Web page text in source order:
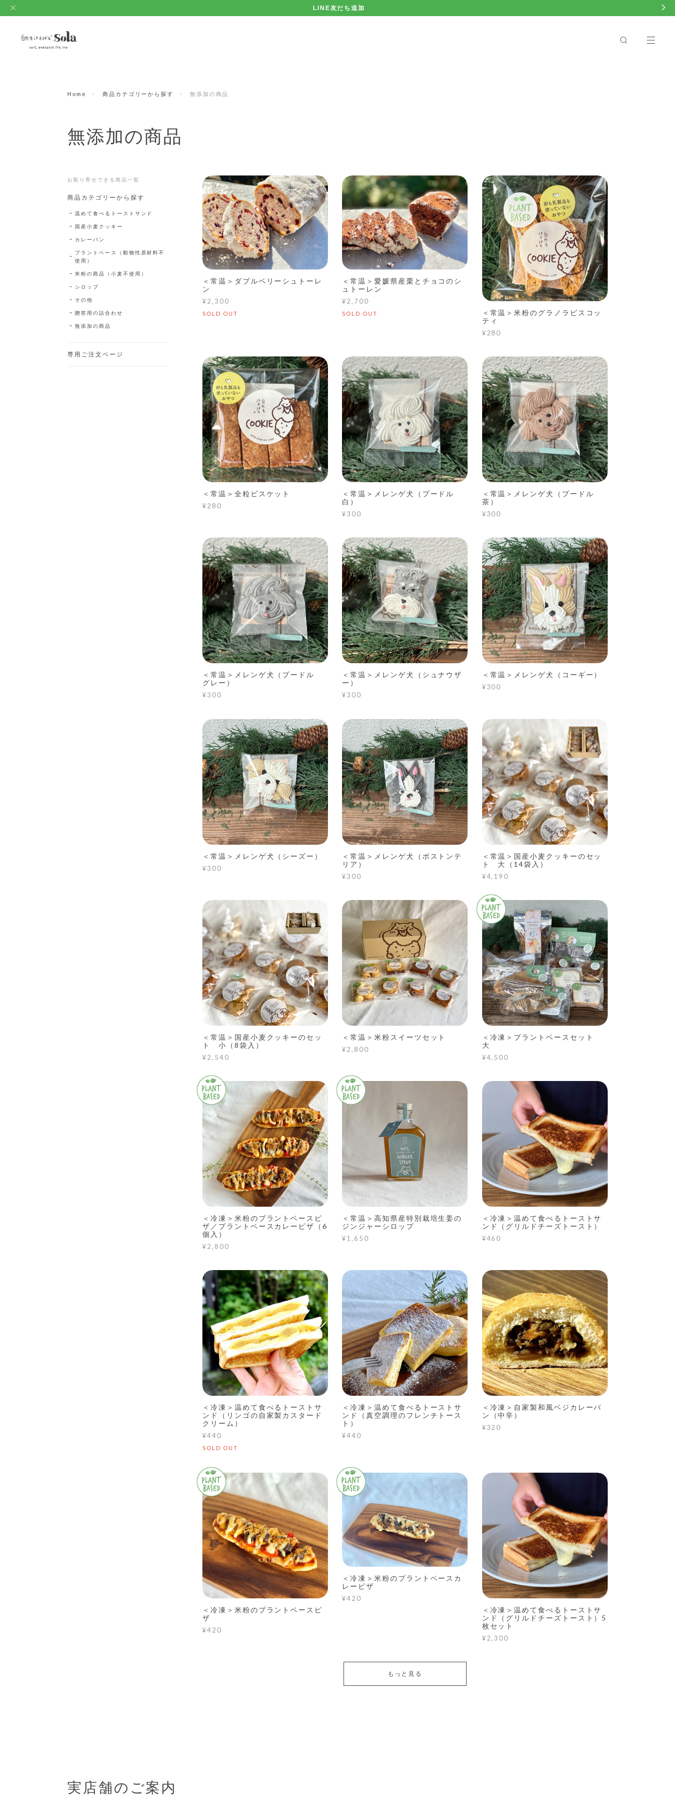
LINE友だち追加
Home 商品カテゴリーから探す 無添加の商品
無添加の商品
＜常温＞ダブルベリーシュトーレ
ン
¥2,300
SOLD OUT
＜常温＞愛媛県産栗とチョコのシ
ュトーレン
¥2,700
SOLD OUT
＜常温＞米粉のグラノラビスコッ
ティ
¥280
＜常温＞全粒ビスケット
¥280
＜常温＞メレンゲ犬（プードル
白）
¥300
＜常温＞メレンゲ犬（プードル
茶）
¥300
＜常温＞メレンゲ犬（プードル
グレー）
¥300
＜常温＞メレンゲ犬（シュナウザ
ー）
¥300
＜常温＞メレンゲ犬（コーギー）
¥300
＜常温＞メレンゲ犬（シーズー）
¥300
＜常温＞メレンゲ犬（ボストンテ
リア）
¥300
＜常温＞国産小麦クッキーのセッ
ト 大（14袋入）
¥4,190
＜常温＞国産小麦クッキーのセッ
ト 小（8袋入）
¥2,540
＜常温＞米粉スイーツセット
¥2,800
＜冷凍＞プラントベースセット
大
¥4,500
＜冷凍＞米粉のプラントベースピ
ザ／プラントベースカレーピザ（6
個入）
¥2,800
＜常温＞高知県産特別栽培生姜の
ジンジャーシロップ
¥1,650
＜冷凍＞温めて食べるトーストサ
ンド（グリルドチーズトースト）
¥460
＜冷凍＞温めて食べるトーストサ
ンド（リンゴの自家製カスタード
クリーム）
¥440
SOLD OUT
＜冷凍＞温めて食べるトーストサ
ンド（真空調理のフレンチトース
ト）
¥440
＜冷凍＞自家製和風ベジカレーパ
ン（中辛）
¥320
＜冷凍＞米粉のプラントベースピ
ザ
¥420
＜冷凍＞米粉のプラントベースカ
レーピザ
¥420
＜冷凍＞温めて食べるトーストサ
ンド（グリルドチーズトースト）5
枚セット
¥2,300
もっと見る
お取り寄せできる商品一覧
商品カテゴリーから探す
温めて食べるトーストサンド
国産小麦クッキー
カレーパン
プラントベース（動物性原材料不
使用）
米粉の商品（小麦不使用）
シロップ
その他
贈答用の詰合わせ
無添加の商品
専用ご注文ページ
実店舗のご案内